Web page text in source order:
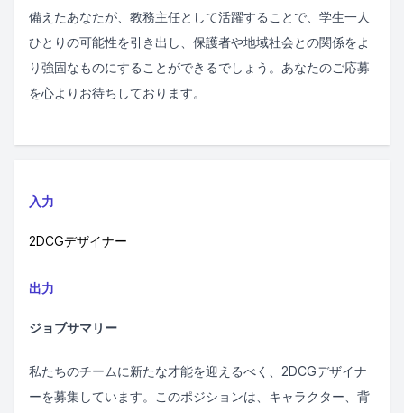
備えたあなたが、教務主任として活躍することで、学生一人
ひとりの可能性を引き出し、保護者や地域社会との関係をよ
り強固なものにすることができるでしょう。あなたのご応募
を心よりお待ちしております。
入力
2DCGデザイナー
出力
ジョブサマリー
私たちのチームに新たな才能を迎えるべく、2DCGデザイナ
ーを募集しています。このポジションは、キャラクター、背